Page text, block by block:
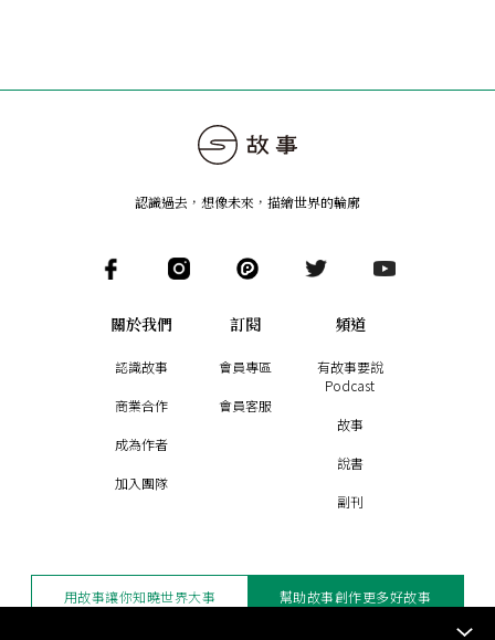
認識過去，想像未來 ， 描繪世界的輪廓
關於我們
認識故事
商業合作
成為作者
加入團隊
訂閱
會員專區
會員客服
頻道
有故事要說
Podcast
故事
說書
副刊
用故事讓你知曉世界大事 幫助故事創作更多好故事